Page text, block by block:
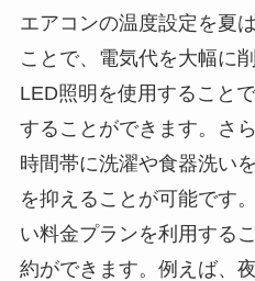
エアコンの温度設定を夏
ことで、電気代を大幅に
LED照明を使用すること
することができます。さ
時間帯に洗濯や食器洗い
を抑えることが可能です
い料金プランを利用する
約ができます。例えば、